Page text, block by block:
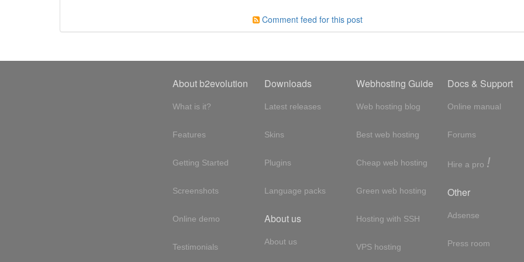
Comment feed for this post
About b2evolution
What is it?
Features
Getting Started
Screenshots
Online demo
Testimonials
Downloads
Latest releases
Skins
Plugins
Language packs
About us
About us
Webhosting Guide
Web hosting blog
Best web hosting
Cheap web hosting
Green web hosting
Hosting with SSH
VPS hosting
Docs & Support
Online manual
Forums
Hire a pro !
Other
Adsense
Press room